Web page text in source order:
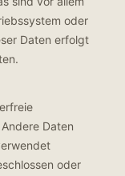
oder
Daten erfolgt
Daten
oder